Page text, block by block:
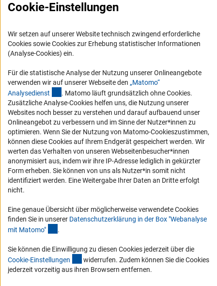
Karriere
RSS-Feeds
Compliance
Vergabeverfahren
Barrierefreiheit
Service und Informationen für Menschen mit Behinderungen
Erklärung zur Barrierefreiheit
Barriere melden
DFG-aktuell
Erhalten Sie Neuigkeiten aus der DFG direkt in Ihr Mailpostfach oder
schauen Sie sich die Ausgaben online an.
Zum Newsletter
Impressum Datenschutz Cookie-Einstellungen
Kontakt
Service
Cookie-Einstellungen
Wir setzen auf unserer Website technisch zwingend erforderliche
Cookies sowie Cookies zur Erhebung statistischer Informationen
(Analyse-Cookies) ein.
Für die statistische Analyse der Nutzung unserer Onlineangebote
verwenden wir auf unserer Webseite den „Matomo“
Analysedienst (externer Link)
. Matomo läuft grundsätzlich ohne Cookies.
Zusätzliche Analyse-Cookies helfen uns, die Nutzung unserer
Websites noch besser zu verstehen und darauf aufbauend unser
Onlineangebot zu verbessern und im Sinne der Nutzer*innen zu
optimieren. Wenn Sie der Nutzung von Matomo-Cookieszustimmen,
können diese Cookies auf Ihrem Endgerät gespeichert werden. Wir
werten das Verhalten von unseren Webseitenbesucher*innen
anonymisiert aus, indem wir ihre IP-Adresse lediglich in gekürzter
Form erheben. Sie können von uns als Nutzer*in somit nicht
identifiziert werden. Eine Weitergabe Ihrer Daten an Dritte erfolgt
nicht.
Eine genaue Übersicht über möglicherweise verwendete Cookies
finden Sie in unserer Datenschutzerklärung in der Box "Webanalyse
mit Matomo" .
Sie können die Einwilligung zu diesen Cookies jederzeit über die
Cookie-Einstellungen (interner Link)
widerrufen. Zudem können Sie die Cookies
jederzeit vorzeitig aus ihren Browsern entfernen.